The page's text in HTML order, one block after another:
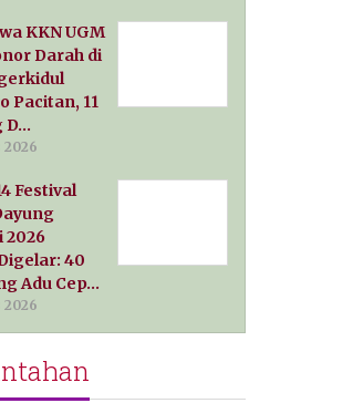
KKN UGM
Darah di
Pacitan, 11
D…
2026
Festival
2026
40
Adu Cep…
2026